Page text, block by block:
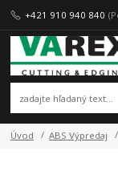
+421 910 940 840
Úvod ABS Výpredaj